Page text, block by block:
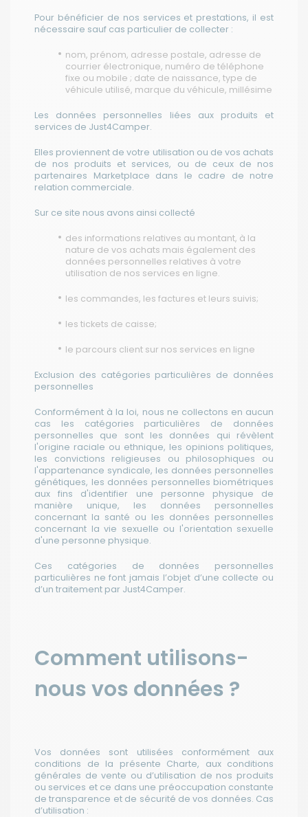
Pour bénéficier de nos services et prestations, il est
nécessaire sauf cas particulier de collecter :
nom, prénom, adresse postale, adresse de
courrier électronique, numéro de téléphone
fixe ou mobile ; date de naissance, type de
véhicule utilisé, marque du véhicule, millésime
Les données personnelles liées aux produits et
services de Just4Camper.
Elles proviennent de votre utilisation ou de vos achats
de nos produits et services, ou de ceux de nos
partenaires Marketplace dans le cadre de notre
relation commerciale.
Sur ce site nous avons ainsi collecté
des informations relatives au montant, à la
nature de vos achats mais également des
données personnelles relatives à votre
utilisation de nos services en ligne.
les commandes, les factures et leurs suivis;
les tickets de caisse;
le parcours client sur nos services en ligne
Exclusion des catégories particulières de données
personnelles
Conformément à la loi, nous ne collectons en aucun
cas les catégories particulières de données
personnelles que sont les données qui révèlent
l'origine raciale ou ethnique, les opinions politiques,
les convictions religieuses ou philosophiques ou
l'appartenance syndicale, les données personnelles
génétiques, les données personnelles biométriques
aux fins d'identifier une personne physique de
manière unique, les données personnelles
concernant la santé ou les données personnelles
concernant la vie sexuelle ou l'orientation sexuelle
d'une personne physique.
Ces catégories de données personnelles
particulières ne font jamais l’objet d’une collecte ou
d’un traitement par Just4Camper.
Comment utilisons-
nous vos données ?
Vos données sont utilisées conformément aux
conditions de la présente Charte, aux conditions
générales de vente ou d’utilisation de nos produits
ou services et ce dans une préoccupation constante
de transparence et de sécurité de vos données. Cas
d’utilisation :